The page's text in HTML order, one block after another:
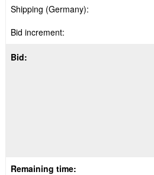
Shipping (Germany):
Bid increment:
Bid:
Remaining time: